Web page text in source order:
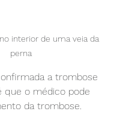
interior de uma veia da
perna
a trombose
que o médico pode
da trombose.